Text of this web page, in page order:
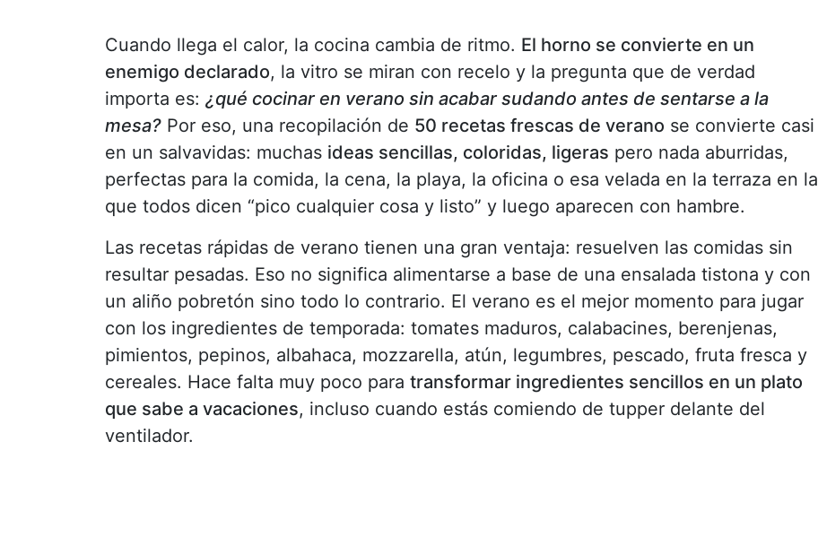
Cuando llega el calor, la cocina cambia de ritmo. El horno se convierte en un
enemigo declarado, la vitro se miran con recelo y la pregunta que de verdad
importa es: ¿qué cocinar en verano sin acabar sudando antes de sentarse a la
mesa? Por eso, una recopilación de 50 recetas frescas de verano se convierte casi
en un salvavidas: muchas ideas sencillas, coloridas, ligeras pero nada aburridas,
perfectas para la comida, la cena, la playa, la oficina o esa velada en la terraza en la
que todos dicen “pico cualquier cosa y listo” y luego aparecen con hambre.
Las recetas rápidas de verano tienen una gran ventaja: resuelven las comidas sin
resultar pesadas. Eso no significa alimentarse a base de una ensalada tistona y con
un aliño pobretón sino todo lo contrario. El verano es el mejor momento para jugar
con los ingredientes de temporada: tomates maduros, calabacines, berenjenas,
pimientos, pepinos, albahaca, mozzarella, atún, legumbres, pescado, fruta fresca y
cereales. Hace falta muy poco para transformar ingredientes sencillos en un plato
que sabe a vacaciones, incluso cuando estás comiendo de tupper delante del
ventilador.